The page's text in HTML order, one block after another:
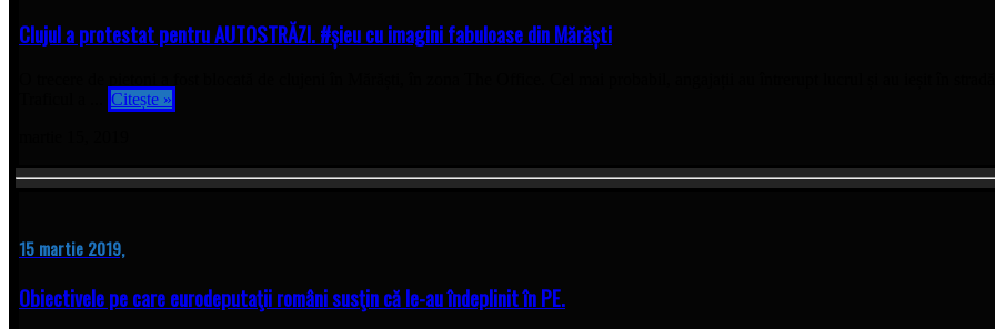
Clujul a protestat pentru AUTOSTRĂZI. #șieu cu imagini fabuloase din Mărăști
Citește »
15 martie 2019,
Obiectivele pe care eurodeputaţii români susţin că le-au îndeplinit în PE.